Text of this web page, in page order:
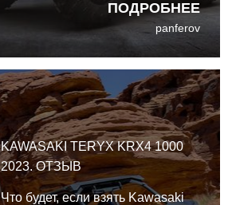
ПОДРОБНЕЕ
пластиковый кожух багажника.
panferov
KAWASAKI TERYX KRX4 1000
2023. ОТЗЫВ
Что будет, если взять Kawasaki